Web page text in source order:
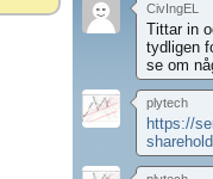
CivIngEL
Tittar in
tydligen
se om
plytech
https://